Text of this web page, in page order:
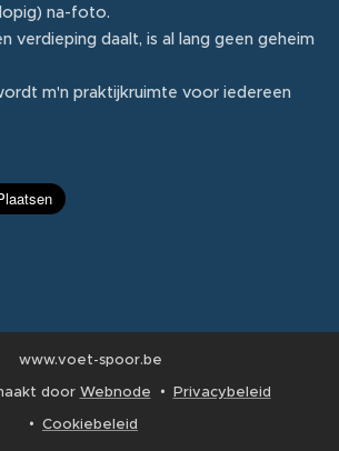
na-foto.
verdieping daalt, is al lang geen geheim
m'n praktijkruimte voor iedereen
www.voet-spoor.be
door Webnode
Privacybeleid
Cookiebeleid